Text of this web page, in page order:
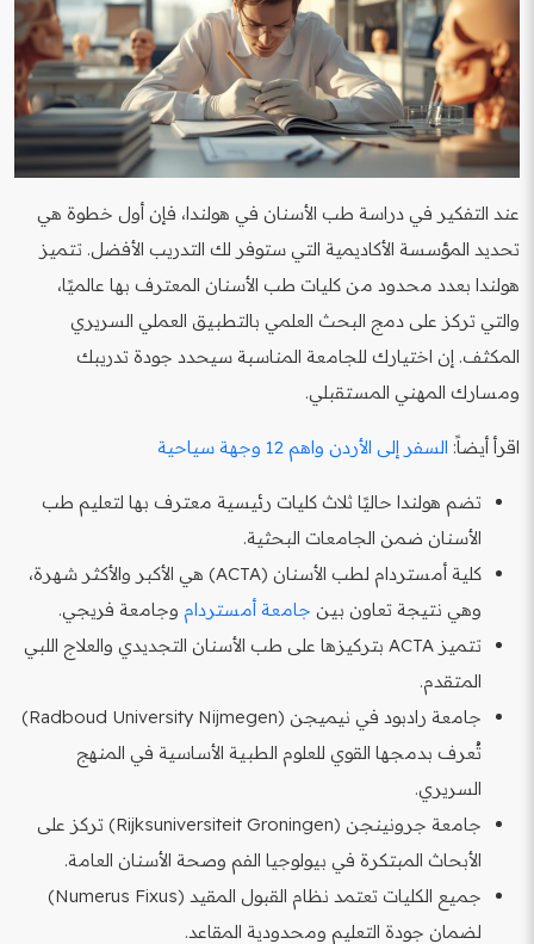
عند التفكير في دراسة طب الأسنان في هولندا، فإن أول خطوة هي
تحديد المؤسسة الأكاديمية التي ستوفر لك التدريب الأفضل. تتميز
هولندا بعدد محدود من كليات طب الأسنان المعترف بها عالميًا،
والتي تركز على دمج البحث العلمي بالتطبيق العملي السريري
المكثف. إن اختيارك للجامعة المناسبة سيحدد جودة تدريبك
ومسارك المهني المستقبلي.
اقرأ أيضاً: السفر إلى الأردن واهم 12 وجهة سياحية
تضم هولندا حاليًا ثلاث كليات رئيسية معترف بها لتعليم طب
الأسنان ضمن الجامعات البحثية.
كلية أمستردام لطب الأسنان (ACTA) هي الأكبر والأكثر شهرة،
وهي نتيجة تعاون بين جامعة أمستردام وجامعة فريجي.
تتميز ACTA بتركيزها على طب الأسنان التجديدي والعلاج اللبي
المتقدم.
جامعة رادبود في نيميجن (Radboud University Nijmegen)
تُعرف بدمجها القوي للعلوم الطبية الأساسية في المنهج
السريري.
جامعة جرونينجن (Rijksuniversiteit Groningen) تركز على
الأبحاث المبتكرة في بيولوجيا الفم وصحة الأسنان العامة.
جميع الكليات تعتمد نظام القبول المقيد (Numerus Fixus)
لضمان جودة التعليم ومحدودية المقاعد.